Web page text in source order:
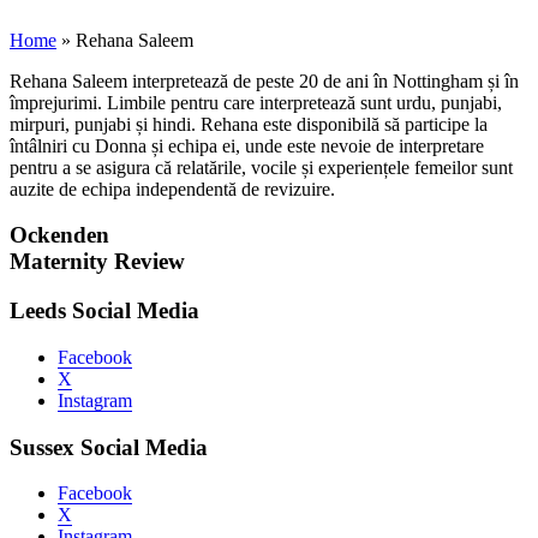
Home » Rehana Saleem
Rehana Saleem interpretează de peste 20 de ani în Nottingham și în
împrejurimi. Limbile pentru care interpretează sunt urdu, punjabi,
mirpuri, punjabi și hindi. Rehana este disponibilă să participe la
întâlniri cu Donna și echipa ei, unde este nevoie de interpretare
pentru a se asigura că relatările, vocile și experiențele femeilor sunt
auzite de echipa independentă de revizuire.
Ockenden
Maternity Review
Leeds Social Media
Facebook
X
Instagram
Sussex Social Media
Facebook
X